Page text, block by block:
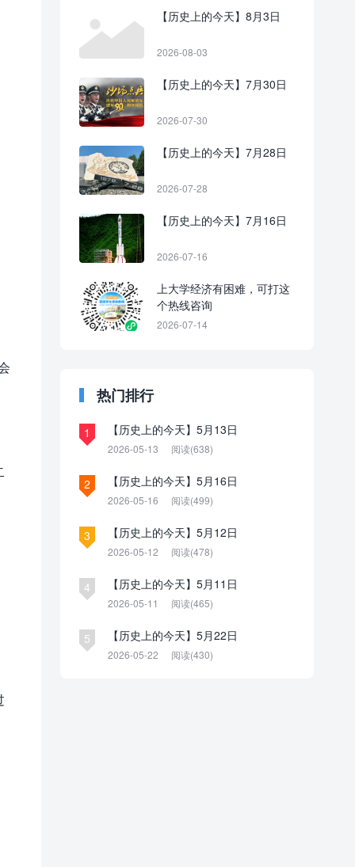
【历史上的今天】8月3日
2026-08-03
【历史上的今天】7月30日
2026-07-30
【历史上的今天】7月28日
2026-07-28
【历史上的今天】7月16日
2026-07-16
上大学经济有困难，可打这
个热线咨询
2026-07-14
热门排行
1 【历史上的今天】5月13日
2026-05-13 阅读(638)
2 【历史上的今天】5月16日
2026-05-16 阅读(499)
3 【历史上的今天】5月12日
2026-05-12 阅读(478)
4 【历史上的今天】5月11日
2026-05-11 阅读(465)
5 【历史上的今天】5月22日
2026-05-22 阅读(430)